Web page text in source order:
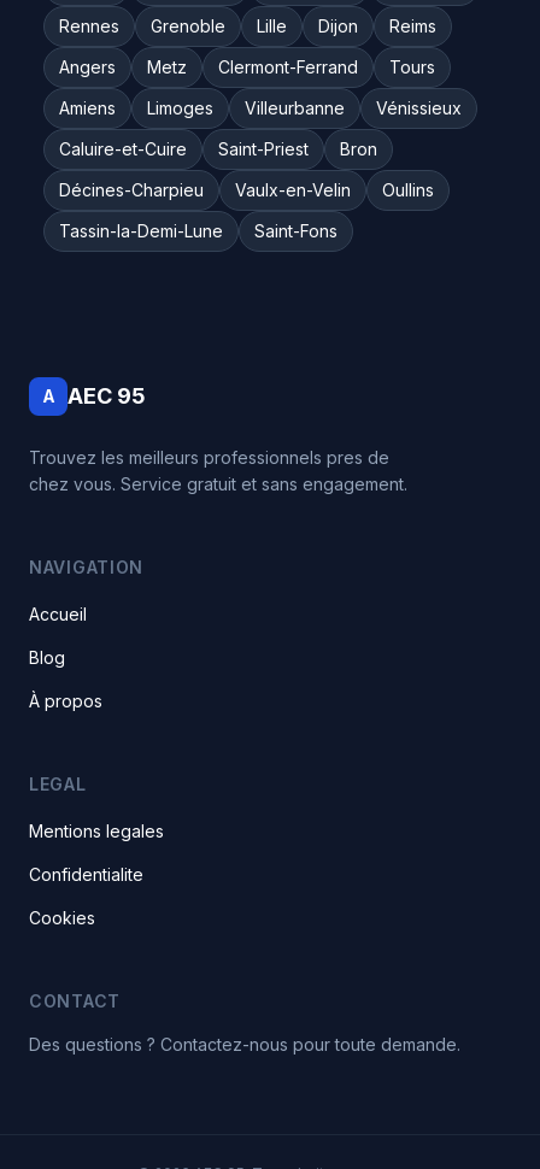
Rennes
Grenoble Lille Dijon
Reims
Angers
Metz Clermont-Ferrand
Tours
Amiens
Limoges Villeurbanne
Vénissieux
Caluire-et-Cuire
Saint-Priest
Bron
Décines-Charpieu
Vaulx-en-Velin
Oullins
Tassin-la-Demi-Lune
Saint-Fons
A AEC 95
Trouvez les meilleurs professionnels pres de
chez vous. Service gratuit et sans engagement.
NAVIGATION
Accueil
Blog
À propos
LEGAL
Mentions legales
Confidentialite
Cookies
CONTACT
Des questions ? Contactez-nous pour toute demande.